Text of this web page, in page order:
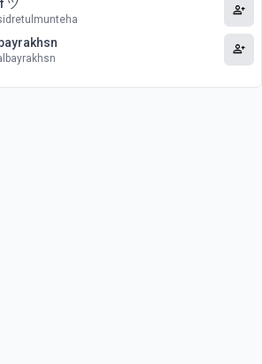
ツ person_add
person_add